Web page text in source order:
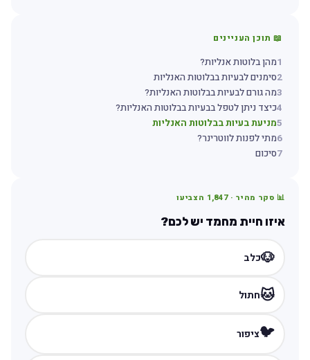
📖 תוכן העניינים
מהן בלוטות אנליות?
2סימנים לבעיות בבלוטות האנליות
מה גורם לבעיות בבלוטות האנליות?
כיצד ניתן לטפל בבעיות בבלוטות האנליות?
מניעת בעיות בבלוטות האנליות
6מתי לפנות לווטרינר?
7סיכום
📊 סקר מהיר · 1,847הצביעו
איזו חיית מחמד יש לכם?
🐶כלב
🐱חתול
🐦ציפור